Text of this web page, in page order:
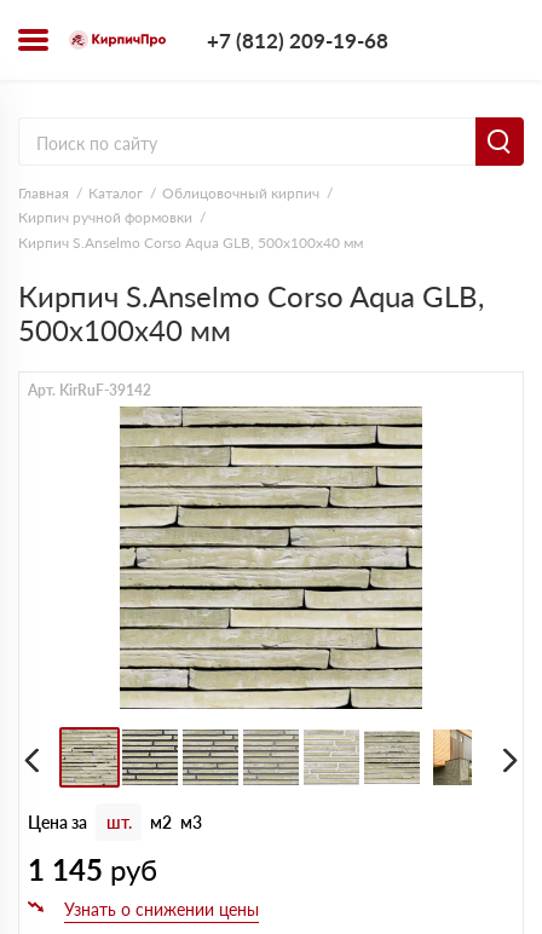
+7 (812) 209-19-68
Главная Каталог
Облицовочный кирпич
Кирпич ручной формовки
Кирпич S.Anselmo Corso Aqua GLB, 500х100х40 мм
Кирпич S.Anselmo Corso Aqua GLB,
500х100х40 мм
Арт. KirRuF-39142
Цена за шт. м2 м3
1 145 руб